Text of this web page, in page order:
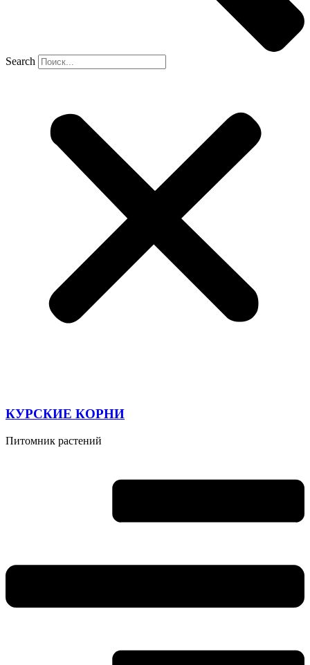
Search
КУРСКИЕ КОРНИ
Питомник растений